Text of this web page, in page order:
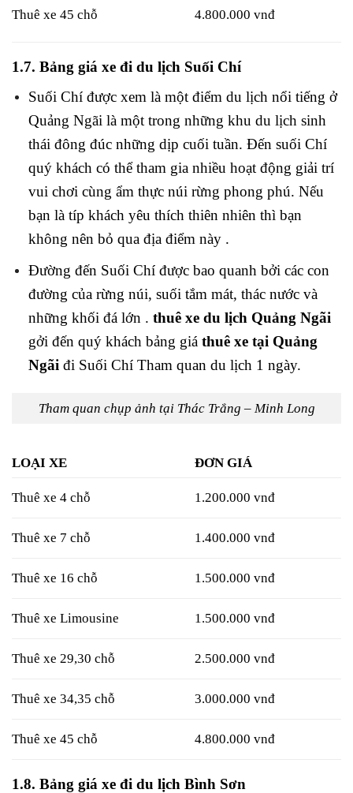
Thuê xe 45 chỗ 4.800.000 vnđ
1.7. Bảng giá xe đi du lịch Suối Chí
Suối Chí được xem là một điểm du lịch nổi tiếng ở
Quảng Ngãi là một trong những khu du lịch sinh
thái đông đúc những dịp cuối tuần. Đến suối Chí
quý khách có thể tham gia nhiều hoạt động giải trí
vui chơi cùng ẩm thực núi rừng phong phú. Nếu
bạn là típ khách yêu thích thiên nhiên thì bạn
không nên bỏ qua địa điểm này .
Đường đến Suối Chí được bao quanh bởi các con
đường của rừng núi, suối tắm mát, thác nước và
những khối đá lớn . thuê xe du lịch Quảng Ngãi
gởi đến quý khách bảng giáthuê xe tại Quảng
Ngãi đi Suối Chí Tham quan du lịch 1 ngày.
Tham quan chụp ảnh tại Thác Trắng – Minh Long
LOẠI XE ĐƠN GIÁ
Thuê xe 4 chỗ 1.200.000 vnđ
Thuê xe 7 chỗ 1.400.000 vnđ
Thuê xe 16 chỗ 1.500.000 vnđ
Thuê xe Limousine 1.500.000 vnđ
Thuê xe 29,30 chỗ 2.500.000 vnđ
Thuê xe 34,35 chỗ 3.000.000 vnđ
Thuê xe 45 chỗ 4.800.000 vnđ
1.8. Bảng giá xe đi du lịch Bình Sơn